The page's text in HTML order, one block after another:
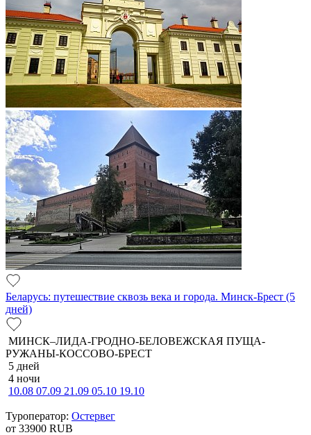
Беларусь: путешествие сквозь века и города. Минск-Брест (5
дней)
МИНСК–ЛИДА-ГРОДНО-БЕЛОВЕЖСКАЯ ПУЩА-
РУЖАНЫ-КОССОВО-БРЕСТ
5 дней
4 ночи
10.08 07.09 21.09 05.10 19.10
Туроператор: Остервег
от 33900 RUB